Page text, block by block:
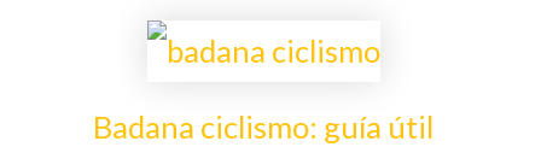
Badana ciclismo: guía útil